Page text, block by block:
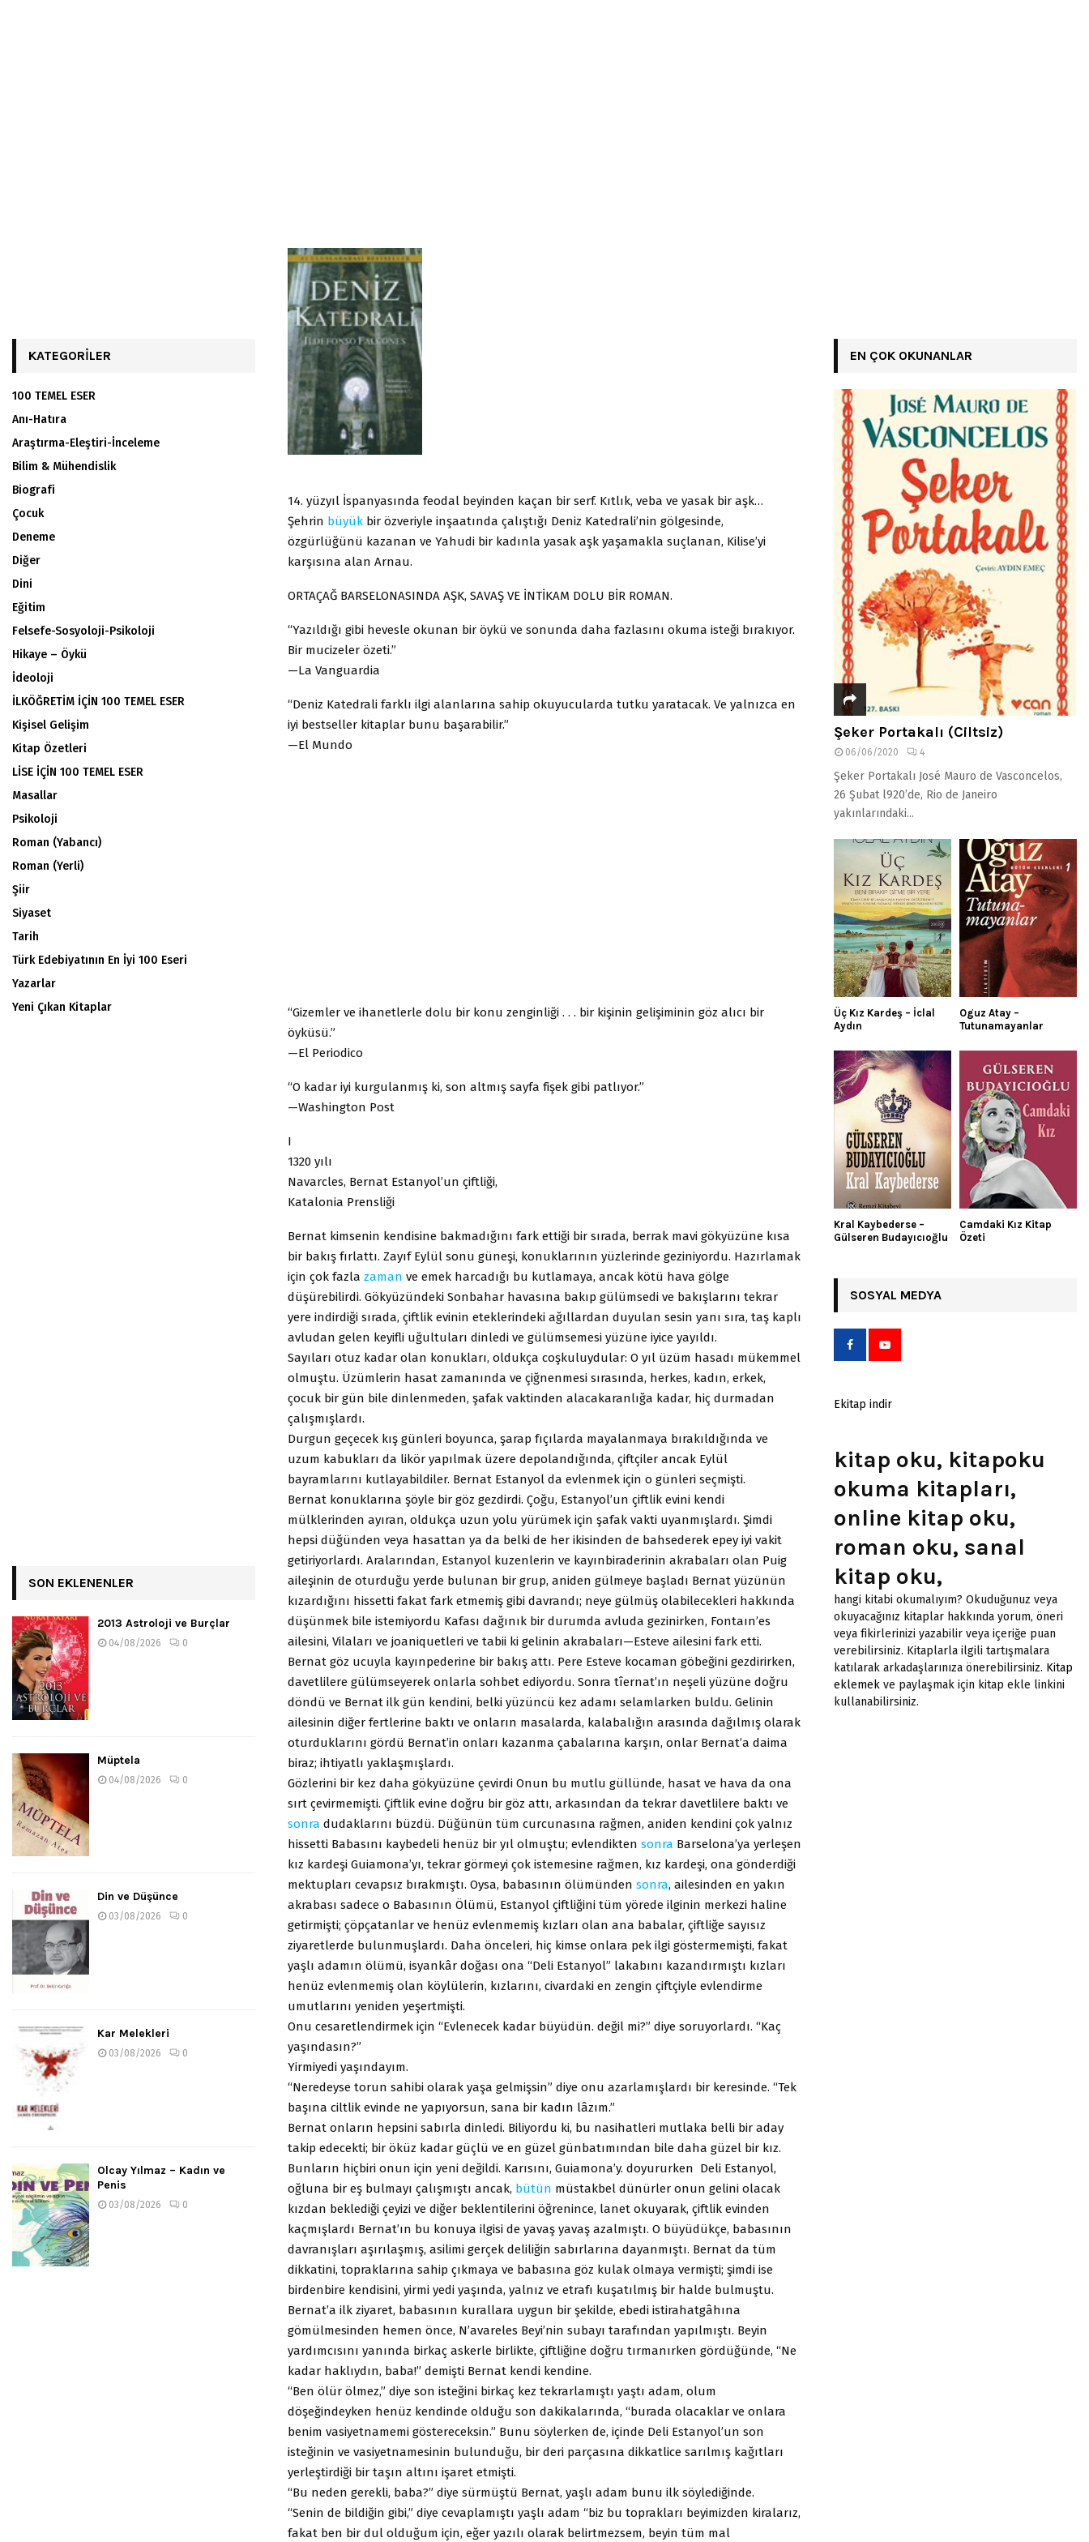
14. yüzyıl İspanyasında feodal beyinden kaçan bir serf. Kıtlık, veba ve yasak bir aşk…
Şehrin büyük bir özveriyle inşaatında çalıştığı Deniz Katedrali’nin gölgesinde,
özgürlüğünü kazanan ve Yahudi bir kadınla yasak aşk yaşamakla suçlanan, Kilise’yi
karşısına alan Arnau.
ORTAÇAĞ BARSELONASINDA AŞK, SAVAŞ VE İNTİKAM DOLU BİR ROMAN.
“Yazıldığı gibi hevesle okunan bir öykü ve sonunda daha fazlasını okuma isteği bırakıyor.
Bir mucizeler özeti.”
—La Vanguardia
“Deniz Katedrali farklı ilgi alanlarına sahip okuyucularda tutku yaratacak. Ve yalnızca en
iyi bestseller kitaplar bunu başarabilir.”
—El Mundo
“Gizemler ve ihanetlerle dolu bir konu zenginliği . . . bir kişinin gelişiminin göz alıcı bir
öyküsü.”
—El Periodico
“O kadar iyi kurgulanmış ki, son altmış sayfa fişek gibi patlıyor.”
—Washington Post
I
1320 yılı
Navarcles, Bernat Estanyol’un çiftliği,
Katalonia Prensliği
Bernat kimsenin kendisine bakmadığını fark ettiği bir sırada, berrak mavi gökyüzüne kısa
bir bakış fırlattı. Zayıf Eylül sonu güneşi, konuklarının yüzlerinde geziniyordu. Hazırlamak
için çok fazla zaman ve emek harcadığı bu kutlamaya, ancak kötü hava gölge
düşürebilirdi. Gökyüzündeki Sonbahar havasına bakıp gülümsedi ve bakışlarını tekrar
yere indirdiği sırada, çiftlik evinin eteklerindeki ağıllardan duyulan sesin yanı sıra, taş kaplı
avludan gelen keyifli uğultuları dinledi ve gülümsemesi yüzüne iyice yayıldı.
Sayıları otuz kadar olan konukları, oldukça coşkuluydular: O yıl üzüm hasadı mükemmel
olmuştu. Üzümlerin hasat zamanında ve çiğnenmesi sırasında, herkes, kadın, erkek,
çocuk bir gün bile dinlenmeden, şafak vaktinden alacakaranlığa kadar, hiç durmadan
çalışmışlardı.
Durgun geçecek kış günleri boyunca, şarap fıçılarda mayalanmaya bırakıldığında ve
uzum kabukları da likör yapılmak üzere depolandığında, çiftçiler ancak Eylül
bayramlarını kutlayabildiler. Bernat Estanyol da evlenmek için o günleri seçmişti.
Bernat konuklarına şöyle bir göz gezdirdi. Çoğu, Estanyol’un çiftlik evini kendi
mülklerinden ayıran, oldukça uzun yolu yürümek için şafak vakti uyanmışlardı. Şimdi
hepsi düğünden veya hasattan ya da belki de her ikisinden de bahsederek epey iyi vakit
getiriyorlardı. Aralarından, Estanyol kuzenlerin ve kayınbiraderinin akrabaları olan Puig
aileşinin de oturduğu yerde bulunan bir grup, aniden gülmeye başladı Bernat yüzünün
kızardığını hissetti fakat fark etmemiş gibi davrandı; neye gülmüş olabilecekleri hakkında
düşünmek bile istemiyordu Kafası dağınık bir durumda avluda gezinirken, Fontaın’es
ailesini, Vilaları ve joaniquetleri ve tabii ki gelinin akrabaları—Esteve ailesini fark etti.
Bernat göz ucuyla kayınpederine bir bakış attı. Pere Esteve kocaman göbeğini gezdirirken,
davetlilere gülümseyerek onlarla sohbet ediyordu. Sonra tîernat’ın neşeli yüzüne doğru
döndü ve Bernat ilk gün kendini, belki yüzüncü kez adamı selamlarken buldu. Gelinin
ailesinin diğer fertlerine baktı ve onların masalarda, kalabalığın arasında dağılmış olarak
oturduklarını gördü Bernat’in onları kazanma çabalarına karşın, onlar Bernat’a daima
biraz; ihtiyatlı yaklaşmışlardı.
Gözlerini bir kez daha gökyüzüne çevirdi Onun bu mutlu güllünde, hasat ve hava da ona
sırt çevirmemişti. Çiftlik evine doğru bir göz attı, arkasından da tekrar davetlilere baktı ve
sonra dudaklarını büzdü. Düğünün tüm curcunasına rağmen, aniden kendini çok yalnız
hissetti Babasını kaybedeli henüz bir yıl olmuştu; evlendikten sonra Barselona’ya yerleşen
kız kardeşi Guiamona’yı, tekrar görmeyi çok istemesine rağmen, kız kardeşi, ona gönderdiği
mektupları cevapsız bırakmıştı. Oysa, babasının ölümünden sonra, ailesinden en yakın
akrabası sadece o Babasının Ölümü, Estanyol çiftliğini tüm yörede ilginin merkezi haline
getirmişti; çöpçatanlar ve henüz evlenmemiş kızları olan ana babalar, çiftliğe sayısız
ziyaretlerde bulunmuşlardı. Daha önceleri, hiç kimse onlara pek ilgi göstermemişti, fakat
yaşlı adamın ölümü, isyankâr doğası ona “Deli Estanyol” lakabını kazandırmıştı kızları
henüz evlenmemiş olan köylülerin, kızlarını, civardaki en zengin çiftçiyle evlendirme
umutlarını yeniden yeşertmişti.
Onu cesaretlendirmek için “Evlenecek kadar büyüdün. değil mi?” diye soruyorlardı. “Kaç
yaşındasın?”
Yirmiyedi yaşındayım.
“Neredeyse torun sahibi olarak yaşa gelmişsin” diye onu azarlamışlardı bir keresinde. “Tek
başına ciltlik evinde ne yapıyorsun, sana bir kadın lâzım.”
Bernat onların hepsini sabırla dinledi. Biliyordu ki, bu nasihatleri mutlaka belli bir aday
takip edecekti; bir öküz kadar güçlü ve en güzel günbatımından bile daha güzel bir kız.
Bunların hiçbiri onun için yeni değildi. Karısını, Guiamona’y. doyururken Deli Estanyol,
oğluna bir eş bulmayı çalışmıştı ancak, bütün müstakbel dünürler onun gelini olacak
kızdan beklediği çeyizi ve diğer beklentilerini öğrenince, lanet okuyarak, çiftlik evinden
kaçmışlardı Bernat’ın bu konuya ilgisi de yavaş yavaş azalmıştı. O büyüdükçe, babasının
davranışları aşırılaşmış, asilimi gerçek deliliğin sabırlarına dayanmıştı. Bernat da tüm
dikkatini, topraklarına sahip çıkmaya ve babasına göz kulak olmaya vermişti; şimdi ise
birdenbire kendisini, yirmi yedi yaşında, yalnız ve etrafı kuşatılmış bir halde bulmuştu.
Bernat’a ilk ziyaret, babasının kurallara uygun bir şekilde, ebedi istirahatgâhına
gömülmesinden hemen önce, N’avareles Beyi’nin subayı tarafından yapılmıştı. Beyin
yardımcısını yanında birkaç askerle birlikte, çiftliğine doğru tırmanırken gördüğünde, “Ne
kadar haklıydın, baba!” demişti Bernat kendi kendine.
“Ben ölür ölmez,” diye son isteğini birkaç kez tekrarlamıştı yaştı adam, olum
döşeğindeyken henüz kendinde olduğu son dakikalarında, “burada olacaklar ve onlara
benim vasiyetnamemi göstereceksin.” Bunu söylerken de, içinde Deli Estanyol’un son
isteğinin ve vasiyetnamesinin bulunduğu, bir deri parçasına dikkatlice sarılmış kağıtları
yerleştirdiği bir taşın altını işaret etmişti.
“Bu neden gerekli, baba?” diye sürmüştü Bernat, yaşlı adam bunu ilk söylediğinde.
“Senin de bildiğin gibi,” diye cevaplamıştı yaşlı adam “biz bu toprakları beyimizden kiralarız,
fakat ben bir dul olduğum için, eğer yazılı olarak belirtmezsem, beyin tüm mal
KATEGORILER
100 TEMEL ESER
Anı-Hatıra
Araştırma-Eleştiri-İnceleme
Bilim & Mühendislik
Biografi
Çocuk
Deneme
Diğer
Dini
Eğitim
Felsefe-Sosyoloji-Psikoloji
Hikaye – Öykü
İdeoloji
İLKÖĞRETİM İÇİN 100 TEMEL ESER
Kişisel Gelişim
Kitap Özetleri
LİSE İÇİN 100 TEMEL ESER
Masallar
Psikoloji
Roman (Yabancı)
Roman (Yerli)
Şiir
Siyaset
Tarih
Türk Edebiyatının En İyi 100 Eseri
Yazarlar
Yeni Çıkan Kitaplar
SON EKLENENLER
2013 Astroloji ve Burçlar
04/08/2026 0
Müptela
04/08/2026 0
Din ve Düşünce
03/08/2026 0
Kar Melekleri
03/08/2026 0
Olcay Yılmaz – Kadın ve
Penis
03/08/2026 0
EN ÇOK OKUNANLAR
Şeker Portakalı (Ciltsiz)
06/06/2020 4
Şeker Portakalı José Mauro de Vasconcelos,
26 Şubat l920’de, Rio de Janeiro
yakınlarındaki...
Üç Kız Kardeş – İclal
Aydın
Oguz Atay –
Tutunamayanlar
Kral Kaybederse –
Gülseren Budayıcıoğlu
Camdaki Kız Kitap
Özeti
SOSYAL MEDYA
Ekitap indir
kitap oku, kitapoku
okuma kitapları,
online kitap oku,
roman oku, sanal
kitap oku,
hangi kitabi okumalıyım? Okuduğunuz veya
okuyacağınız kitaplar hakkında yorum, öneri
veya fikirlerinizi yazabilir veya içeriğe puan
verebilirsiniz. Kitaplarla ilgili tartışmalara
katılarak arkadaşlarınıza önerebilirsiniz. Kitap
eklemek ve paylaşmak için kitap ekle linkini
kullanabilirsiniz.